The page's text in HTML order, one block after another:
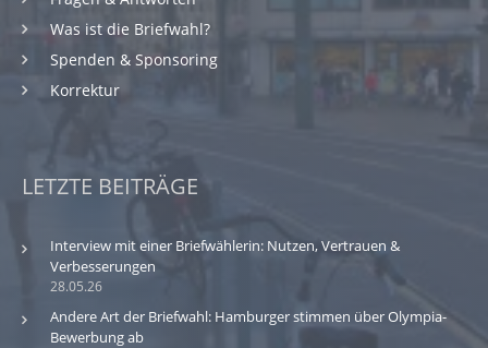
Was ist die Briefwahl?
Spenden & Sponsoring
Korrektur
LETZTE BEITRÄGE
28.05.26
Interview mit einer Briefwählerin: Nutzen, Vertrauen &
Verbesserungen
Andere Art der Briefwahl: Hamburger stimmen über Olympia-
Bewerbung ab